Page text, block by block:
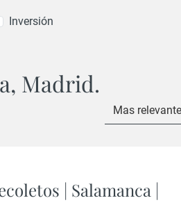
Inversión
Madrid.
Mas
| Salamanca |